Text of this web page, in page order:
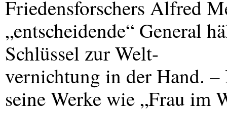
Friedensforschers Alfred
„entscheidende“ General
Schlüssel zur Welt-
vernichtung in der Hand.
seine Werke wie „Frau im